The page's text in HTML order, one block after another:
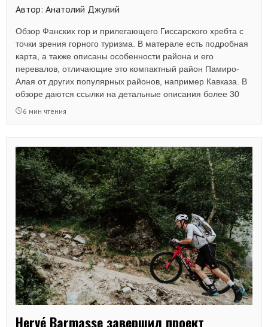
Автор: Анатолий Джулий
Обзор Фанских гор и прилегающего Гиссарского хребта с
точки зрения горного туризма. В матерале есть подробная
карта, а также описаны особенности района и его
перевалов, отличающие это компактный район Памиро-
Алая от других популярных районов, например Кавказа. В
обзоре даются ссылки на детальные описания более 30
перевалов с акцентом на наиболее технически сложные - в
6 мин чтения
Hervé Barmasse завершил проект